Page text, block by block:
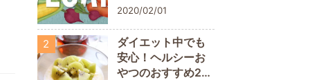
の違い！
2020/02/01
ダイエット中でも
安心！ヘルシーお
やつのおすすめ20
2